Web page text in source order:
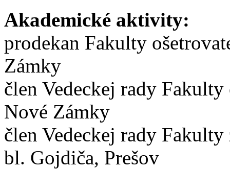
Akademické aktivity:
prodekan Fakulty
Zámky
člen Vedeckej rady
Nové Zámky
člen Vedeckej rady
bl. Gojdiča, Prešov